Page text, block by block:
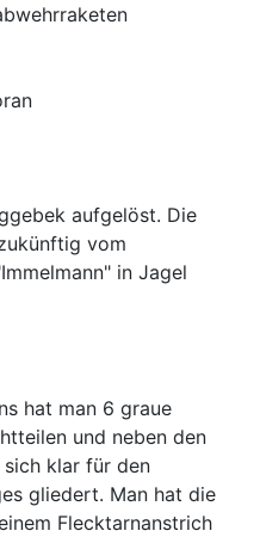
aufgelöst. Die
vom
in Jagel
hat man 6 graue
und neben den
sich klar für den
gliedert. Man hat die
Flecktarnanstrich